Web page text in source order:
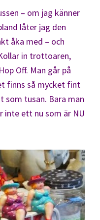
– om jag känner
låter jag den
åka med – och
in trottoaren,
Off. Man går på
finns så mycket fint
som tusan. Bara man
inte ett nu som är NU